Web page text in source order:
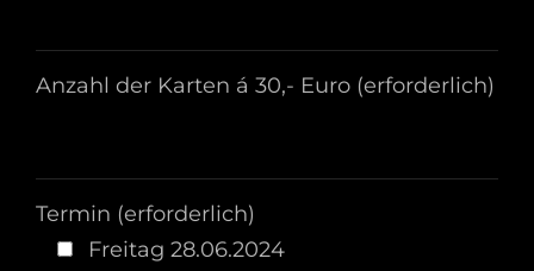
Anzahl der Karten á 30,- Euro (erforderlich)
Termin (erforderlich)
Freitag 28.06.2024